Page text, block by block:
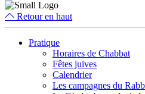
Retour en haut
Pratique
Horaires de Chabbat
Fêtes juives
Calendrier
Les campagnes du